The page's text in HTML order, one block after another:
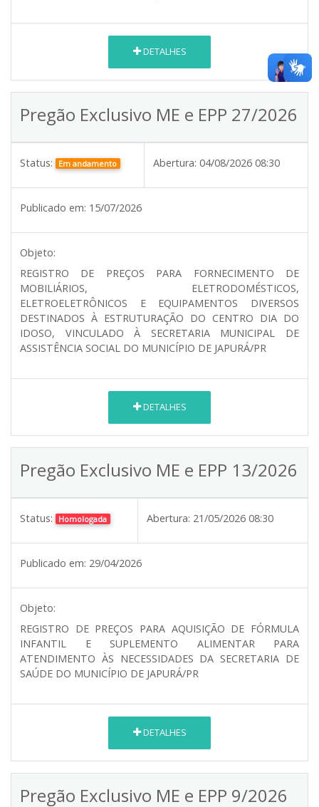
DETALHES
Pregão Exclusivo ME e EPP 27/2026
Status: Em andamento Abertura: 04/08/2026 08:30
Publicado em: 15/07/2026
Objeto:
REGISTRO DE PREÇOS PARA FORNECIMENTO DE
MOBILIÁRIOS, ELETRODOMÉSTICOS,
ELETROELETRÔNICOS E EQUIPAMENTOS DIVERSOS
DESTINADOS À ESTRUTURAÇÃO DO CENTRO DIA DO
IDOSO, VINCULADO À SECRETARIA MUNICIPAL DE
ASSISTÊNCIA SOCIAL DO MUNICÍPIO DE JAPURÁ/PR
DETALHES
Pregão Exclusivo ME e EPP 13/2026
Status: Homologada Abertura: 21/05/2026 08:30
Publicado em: 29/04/2026
Objeto:
REGISTRO DE PREÇOS PARA AQUISIÇÃO DE FÓRMULA
INFANTIL E SUPLEMENTO ALIMENTAR PARA
ATENDIMENTO ÀS NECESSIDADES DA SECRETARIA DE
SAÚDE DO MUNICÍPIO DE JAPURÁ/PR
DETALHES
Pregão Exclusivo ME e EPP 9/2026